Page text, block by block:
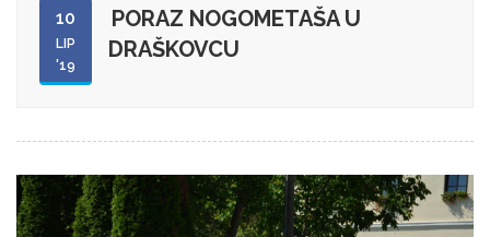
10
LIP
'19
PORAZ NOGOMETAŠA U
DRAŠKOVCU